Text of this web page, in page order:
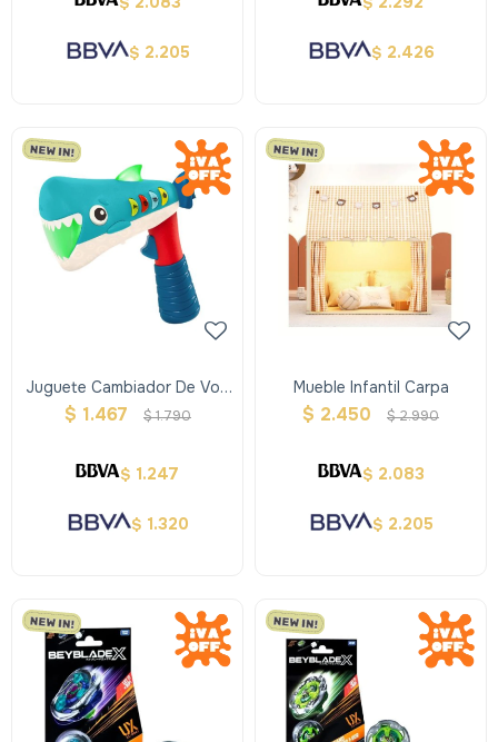
$ 2.205 $ 2.426
Juguete Cambiador De Voz
- B Toys
$ 1.467 $1.790
$ 1.247
$ 1.320
Mueble Infantil Carpa
$ 2.450 $2.990
$ 2.083
$ 2.205